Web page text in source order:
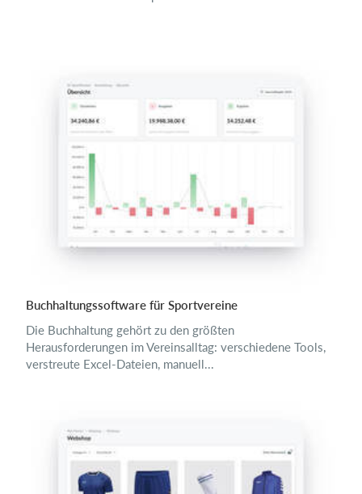
Buchhaltungssoftware für Sportvereine
Die Buchhaltung gehört zu den größten
Herausforderungen im Vereinsalltag: verschiedene Tools,
verstreute Excel-Dateien, manuell...